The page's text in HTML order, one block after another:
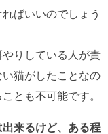
ばいいのでしょう
りしている人が責
猫がしたことなの
とも不可能です。
出来るけど、ある程